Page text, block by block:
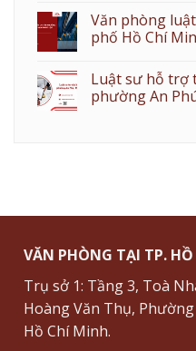
Văn phòng
phố Hồ Chí
Luật sư hỗ trợ
phường An
VĂN PHÒNG TẠI TP.
Trụ sở 1: Tầng 3, Toà
Hoàng Văn Thụ,
Hồ Chí Minh.